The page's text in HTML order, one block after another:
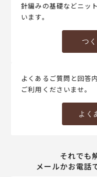
針編みの基礎などニッ
います。
つ
よくあるご質問と回答
ご利用くださいませ。
よく
それでも
メールかお電話